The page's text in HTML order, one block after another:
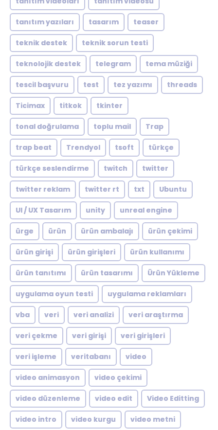
tanıtım yazıları tasarım teaser
teknik destek teknik sorun testi
teknolojik destek telegram tema müziği
tescil başvuru test tez yazımı threads
Ticimax titkok tkinter
tonal doğrulama toplu mail Trap
trap beat Trendyol tsoft türkçe
türkçe seslendirme twitch twitter
twitter reklam twitter rt txt Ubuntu
UI / UX Tasarım unity unreal engine
ürge ürün ürün ambalajı ürün çekimi
ürün girişi ürün girişleri ürün kullanımı
ürün tanıtımı ürün tasarımı Ürün Yükleme
uygulama oyun testi uygulama reklamları
vba veri veri analizi veri araştırma
veri çekme veri girişi veri girişleri
veri işleme veritabanı video
video animasyon video çekimi
video düzenleme video edit Video Editting
video intro video kurgu video metni